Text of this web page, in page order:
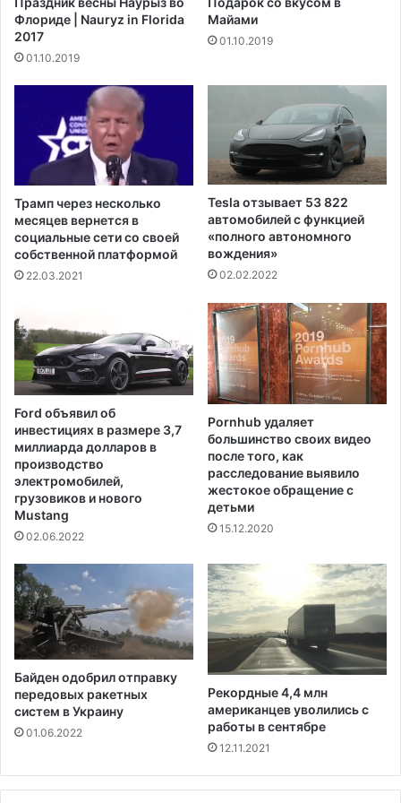
т
с
т
в
е
м
а
и
ч
и
л
а
с
е
и
я
с
к
с
и
к
й
Г
о
н
д
у
а
с
о
м
и
в
а
е
а
Флориде | Nauryz in Florida
2017
01.10.2019
Майами
01.10.2019
Трамп через несколько
месяцев вернется в
социальные сети со своей
собственной платформой
22.03.2021
Tesla отзывает 53 822
автомобилей с функцией
«полного автономного
вождения»
02.02.2022
Ford объявил об
инвестициях в размере 3,7
миллиарда долларов в
производство
электромобилей,
грузовиков и нового
Mustang
02.06.2022
Pornhub удаляет
большинство своих видео
после того, как
расследование выявило
жестокое обращение с
детьми
15.12.2020
Байден одобрил отправку
передовых ракетных
систем в Украину
01.06.2022
Рекордные 4,4 млн
американцев уволились с
работы в сентябре
12.11.2021